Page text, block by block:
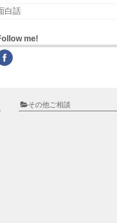
白話
me!
その他ご相談